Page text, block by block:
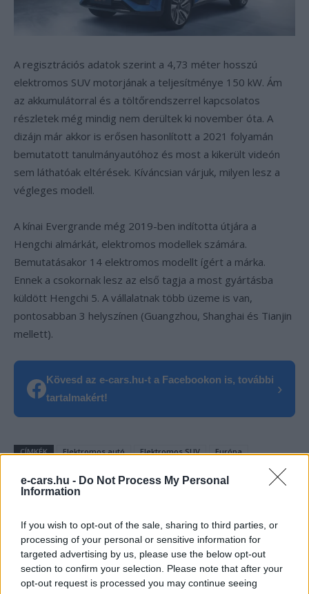
e-cars.hu - Do Not Process My Personal
Information
If you wish to opt-out of the sale, sharing to third parties, or
processing of your personal or sensitive information for
targeted advertising by us, please use the below opt-out
section to confirm your selection. Please note that after your
opt-out request is processed you may continue seeing
A regisztrációs adatok szerint a 4,73 méter hosszú
elektromos SUV motorjának a teljesítménye 150 kW. Ám
az akkumulátorral és a töltőrendszerrel kapcsolatos
részletek még mindig nem derültek ki november óta. A
dizájn már akkor is erősen hasonlított a 2021 folyamán
bemutatott tanulmányautóhoz és most a kikerült videón
sem láthatóak eltérések. Kíváncsian várjuk, milyen lesz a
végleges modell.
A kínai Evergrande még 2019-ben indította útjára a
Hengchi almárkát, elektromos modellek számára.
Bemutatásakor 14 elektromos modellt ígért a márka.
Ennek a csokornak lesz az első tagja a most gyártásba
küldött Hengchi 5. A vállalatnak több üzeme is van,
pontosabban 3 helyszínen (Guangzhou, Shanghai és Tianjin
mellett).
Kövesd az e-cars.hu-t a Facebookon is, további
tartalmakért!
›
CÍMKÉK Elektromos autó Elektromos SUV
Európa
kínai elektromos autó